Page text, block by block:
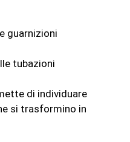
guarnizioni
tubazioni
di individuare
si trasformino in